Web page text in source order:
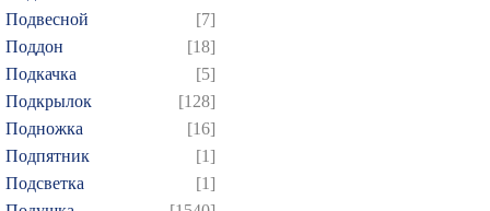
Подвесной
[7]
Поддон
[18]
Подкачка
[5]
Подкрылок
[128]
Подножка
[16]
Подпятник
[1]
Подсветка
[1]